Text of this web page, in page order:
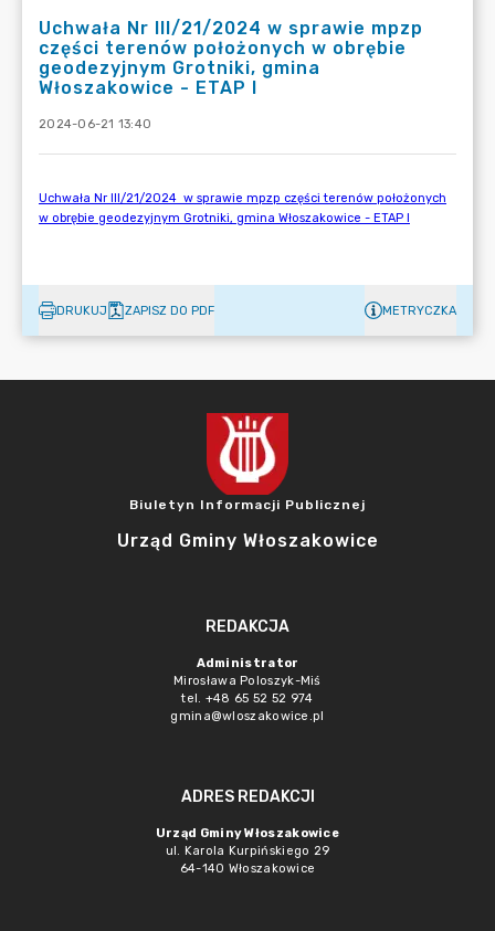
Uchwała Nr III/21/2024 w sprawie mpzp
części terenów położonych w obrębie
geodezyjnym Grotniki, gmina
Włoszakowice - ETAP I
2024-06-21 13:40
DRUKUJ ZAPISZ DO PDF METRYCZKA
Biuletyn Informacji Publicznej
Urząd Gminy Włoszakowice
REDAKCJA
Administrator
Mirosława Poloszyk-Miś
tel. +48 65 52 52 974
gmina@wloszakowice.pl
ADRES REDAKCJI
Urząd Gminy Włoszakowice
ul. Karola Kurpińskiego 29
64-140 Włoszakowice